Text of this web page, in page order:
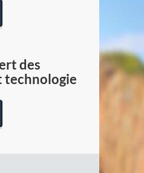
des
technologie